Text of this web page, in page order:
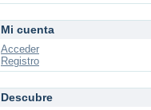
Mi cuenta
Acceder
Registro
Descubre